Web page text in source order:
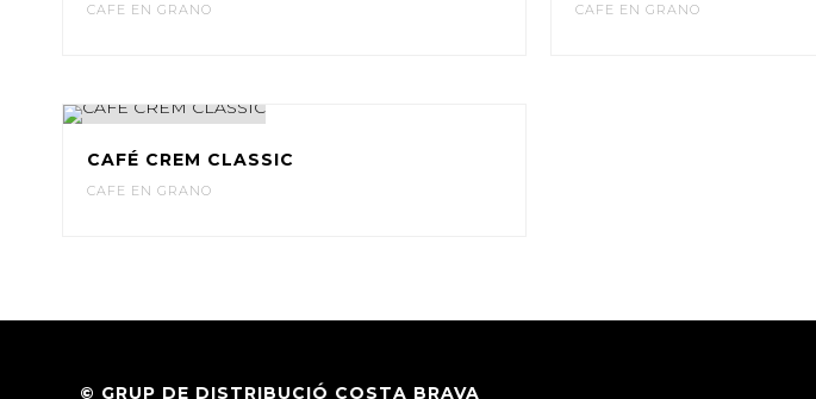
CAFE EN GRANO CAFE EN GRANO
CAFÉ CREM CLASSIC
CAFE EN GRANO
© GRUP DE DISTRIBUCIÓ COSTA BRAVA